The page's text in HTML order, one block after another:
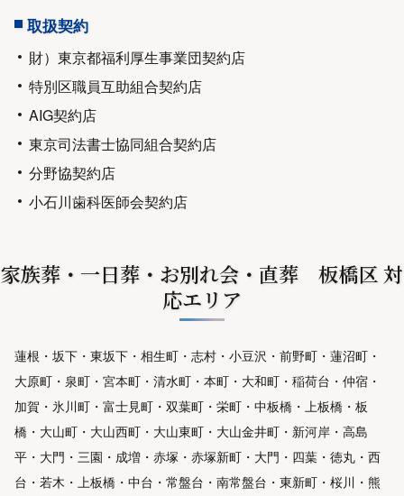
取扱契約
財）東京都福利厚生事業団契約店
特別区職員互助組合契約店
AIG契約店
東京司法書士協同組合契約店
分野協契約店
小石川歯科医師会契約店
家族葬・一日葬・お別れ会・直葬 板橋区 対
応エリア
蓮根・坂下・東坂下・相生町・志村・小豆沢・前野町・蓮沼町・
大原町・泉町・宮本町・清水町・本町・大和町・稲荷台・仲宿・
加賀・氷川町・富士見町・双葉町・栄町・中板橋・上板橋・板
橋・大山町・大山西町・大山東町・大山金井町・新河岸・高島
平・大門・三園・成増・赤塚・赤塚新町・大門・四葉・徳丸・西
台・若木・上板橋・中台・常盤台・南常盤台・東新町・桜川・熊